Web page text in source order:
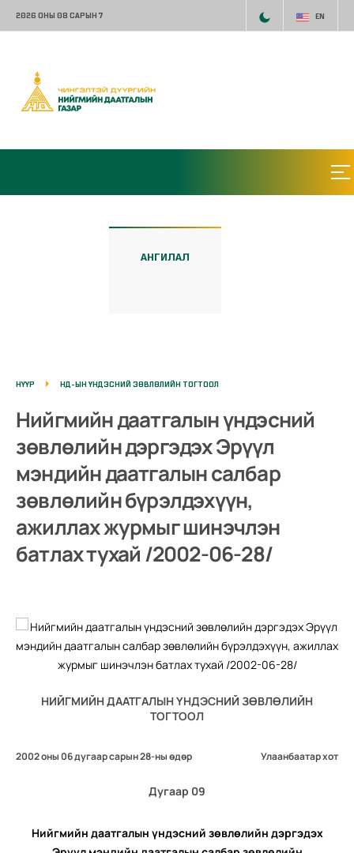
2026 ОНЫ 08 САРЫН 7 EN
АНГИЛАЛ
НҮҮР НД-ЫН ҮНДЭСНИЙ ЗӨВЛӨЛИЙН ТОГТООЛ
Нийгмийн даатгалын үндэсний
зөвлөлийн дэргэдэх Эрүүл
мэндийн даатгалын салбар
зөвлөлийн бүрэлдэхүүн,
ажиллах журмыг шинэчлэн
батлах тухай /2002-06-28/
НИЙГМИЙН ДААТГАЛЫН ҮНДЭСНИЙ ЗӨВЛӨЛИЙН
ТОГТООЛ
2002 оны 06 дугаар сарын 28-ны өдөр Улаанбаатар хот
Дугаар 09
Нийгмийн даатгалын үндэсний зөвлөлийн дэргэдэх